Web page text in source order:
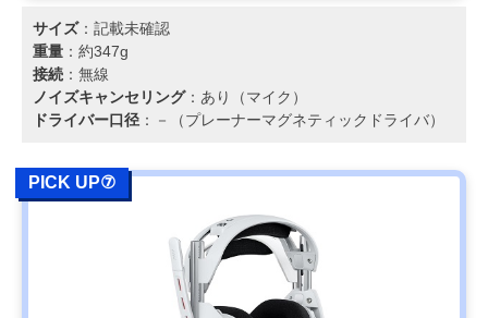
サイズ：記載未確認
重量 ：約347g
接続 ：無線
ノイズキャンセリング：あり（マイク）
ドライバー口径 ：－（プレーナーマグネティックドライバ）
PICK UP⑦